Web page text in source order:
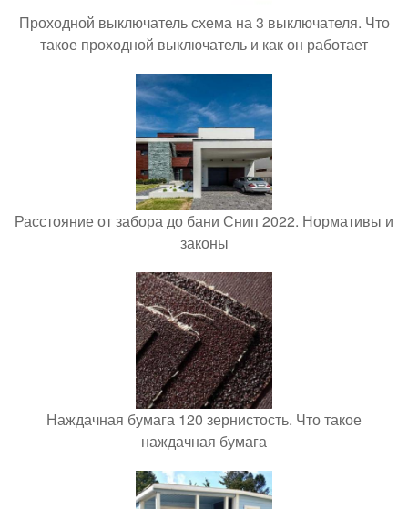
Проходной выключатель схема на 3 выключателя. Что
такое проходной выключатель и как он работает
Расстояние от забора до бани Снип 2022. Нормативы и
законы
Наждачная бумага 120 зернистость. Что такое
наждачная бумага